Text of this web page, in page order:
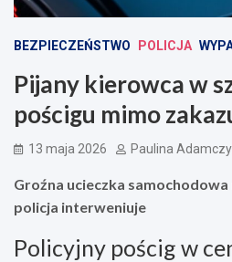
BEZPIECZEŃSTWO POLICJA
Pijany kierowca w
pościgu mimo
13 maja 2026 Paulina
Groźna ucieczka
policja interweniuje
Policyjny pościg w